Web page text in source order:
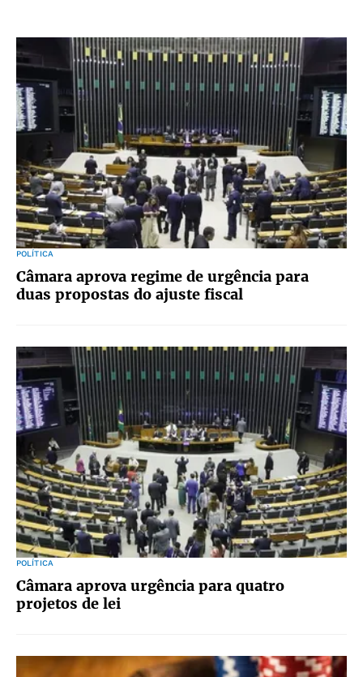
POLÍTICA
Câmara aprova regime de urgência para
duas propostas do ajuste fiscal
POLÍTICA
Câmara aprova urgência para quatro
projetos de lei